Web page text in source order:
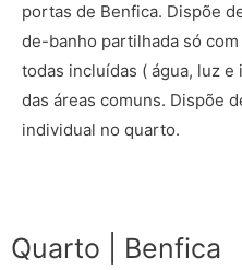
portas de Benfica. Dispõe
de-banho partilhada só
todas incluídas ( água, luz
das áreas comuns. Dispõe
individual no quarto.
Quarto | Benfica